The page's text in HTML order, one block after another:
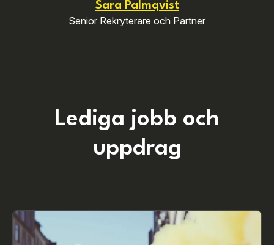
Sara Palmqvist
Senior Rekryterare och Partner
Lediga jobb och
uppdrag